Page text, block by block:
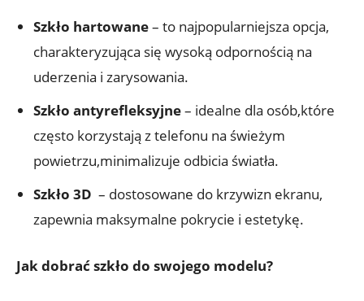
Szkło ⁣hartowane– to ⁢najpopularniejsza⁢ opcja,
charakteryzująca się wysoką odpornością na
⁢uderzenia⁣ i zarysowania.
Szkło antyrefleksyjne– idealne⁤ dla osób,które
często korzystają z⁣ telefonu ‍na świeżym
powietrzu,minimalizuje odbicia ‍światła.
Szkło ‌3D ‍ –⁣ dostosowane do ⁣krzywizn ekranu,
zapewnia maksymalne pokrycie i ‌estetykę.
Jak dobrać szkło do​ swojego modelu?